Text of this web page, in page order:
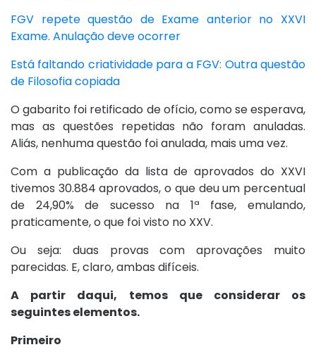
FGV repete questão de Exame anterior no XXVI
Exame. Anulação deve ocorrer
Está faltando criatividade para a FGV: Outra questão
de Filosofia copiada
O gabarito foi retificado de ofício, como se esperava,
mas as questões repetidas não foram anuladas.
Aliás, nenhuma questão foi anulada, mais uma vez.
Com a publicação da lista de aprovados do XXVI
tivemos 30.884 aprovados, o que deu um percentual
de 24,90% de sucesso na 1ª fase, emulando,
praticamente, o que foi visto no XXV.
Ou seja: duas provas com aprovações muito
parecidas. E, claro, ambas difíceis.
A partir daqui, temos que considerar os
seguintes elementos.
Primeiro